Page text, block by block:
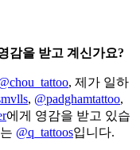
감을 받고 계신가요?
, 제가 일하
, @padghamtattoo,
에게 영감을 받고 있습
@q_tattoos입니다.